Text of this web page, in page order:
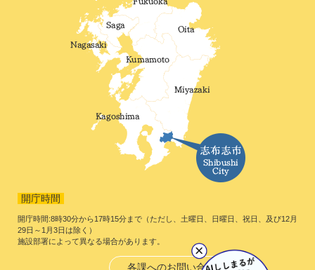
開庁時間
開庁時間:8時30分から17時15分まで（ただし、土曜日、日曜日、祝日、及び12月
29日～1月3日は除く）
施設部署によって異なる場合があります。
各課へのお問い合わせ